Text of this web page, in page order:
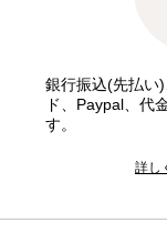
銀行振込(先払い
ド、Paypal、代
す。
詳し